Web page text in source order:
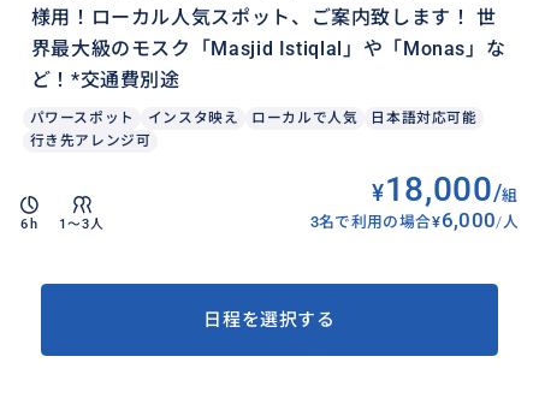
様用！ローカル人気スポット、ご案内致します！ 世
界最大級のモスク「Masjid Istiqlal」や「Monas」な
ど！*交通費別途
パワースポット インスタ映え ローカルで人気
日本語対応可能
行き先アレンジ可
6h 1〜3人
¥18,000/組
3名で利用の場合¥6,000/人
日程を選択する